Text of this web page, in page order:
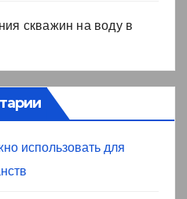
скважин на воду в
использовать для